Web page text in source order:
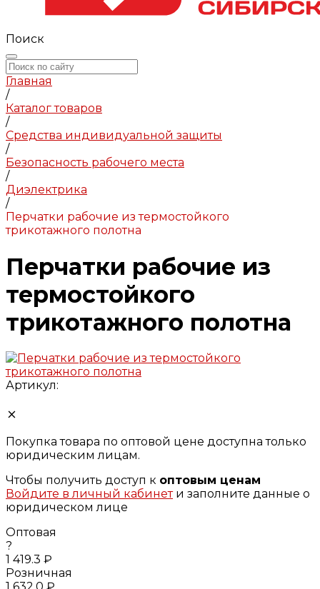
Поиск
Главная
/
Каталог товаров
/
Средства индивидуальной защиты
/
Безопасность рабочего места
/
Диэлектрика
/
Перчатки рабочие из термостойкого
трикотажного полотна
Перчатки рабочие из
термостойкого
трикотажного полотна
Артикул:
Покупка товара по оптовой цене доступна только
юридическим лицам.
Чтобы получить доступ к оптовым ценам
Войдите в личный кабинети заполните данные о
юридическом лице
Оптовая
?
1 419.3 ₽
Розничная